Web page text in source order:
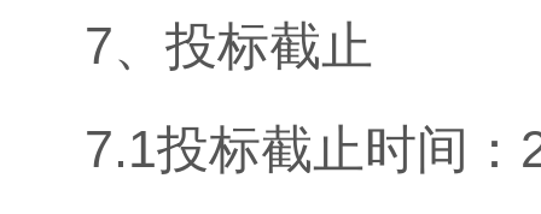
7、投标截止
7.1投标截止时间